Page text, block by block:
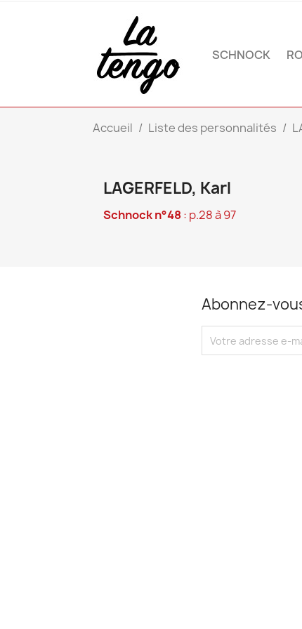
SCHNOCK
Accueil Liste des personnalités
LAGERFELD, Karl
Schnock n°48: p.28 à 97
Abonnez-